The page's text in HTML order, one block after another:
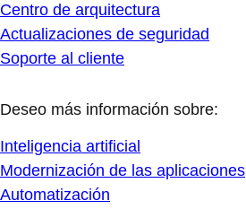
Centro de arquitectura
Actualizaciones de seguridad
Soporte al cliente
Deseo más información sobre:
Inteligencia artificial
Modernización de las aplicaciones
Automatización